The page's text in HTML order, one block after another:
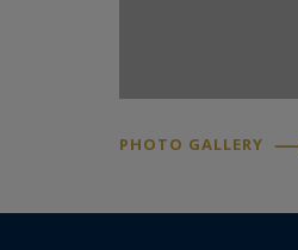
immense. Elle s'adresse
patrimoine dialoguent en
PHOTO GALLERY